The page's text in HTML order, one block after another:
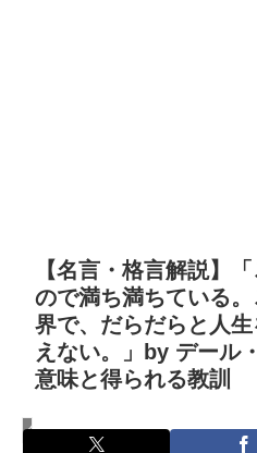
【名言・格言解説】
ので満ち満ちている
界で、だらだらと人
えない。」by デール
意味と得られる教訓
名言・格言